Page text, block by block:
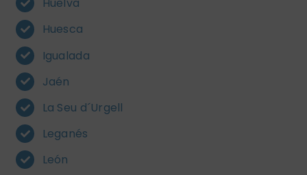
Huelva
Huesca
Igualada
Jaén
La Seu d´Urgell
Leganés
León